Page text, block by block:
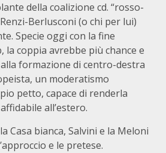
della coalizione cd. “rosso-
Berlusconi (o chi per lui)
Specie oggi con la fine
la coppia avrebbe più chance e
formazione di centro-destra
un moderatismo
petto, capace di renderla
all’estero.
Casa bianca, Salvini e la Meloni
e le pretese.